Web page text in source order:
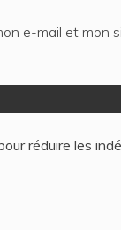
e-mail et mon
réduire les